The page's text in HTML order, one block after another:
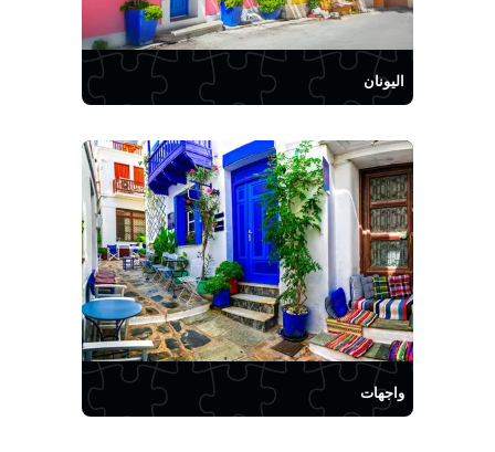
اليونان
واجهات